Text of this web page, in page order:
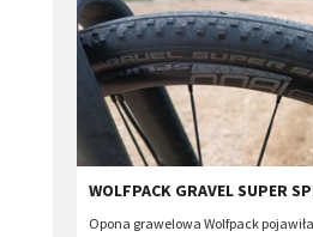
WOLFPACK GRAVEL SUPER
Opona grawelowa Wolfpack